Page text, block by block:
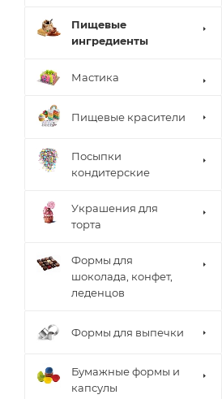
Пищевые
ингредиенты
Мастика
Пищевые красители
Посыпки
кондитерские
Украшения для
торта
Формы для
шоколада, конфет,
леденцов
Формы для выпечки
Бумажные формы и
капсулы